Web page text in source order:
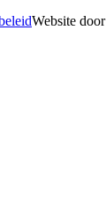
Website door